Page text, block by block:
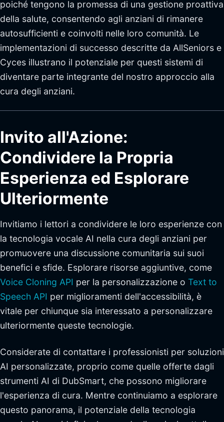
poiché tengono la promessa di una gestione proattiva
della salute, consentendo agli anziani di rimanere
autosufficienti e coinvolti nelle loro comunità. Le
implementazioni di successo descritte da AllSeniors e
Cyces illustrano il potenziale per questi sistemi di
diventare parte integrante del nostro approccio alla
cura degli anziani.
Invito all'Azione:
Condividere la Propria
Esperienza ed Esplorare
Ulteriormente
Invitiamo i lettori a condividere le loro esperienze con
la tecnologia vocale AI nella cura degli anziani per
promuovere una discussione comunitaria sui suoi
benefici e sfide. Esplorare risorse aggiuntive, come
Voice Cloning API per la personalizzazione o Text to
Speech API per miglioramenti dell'accessibilità, è
vitale per chiunque sia interessato a personalizzare
ulteriormente queste tecnologie.
Considerate di contattare i professionisti per soluzioni
AI personalizzate, proprio come quelle offerte dagli
strumenti AI di DubSmart, che possono migliorare
l'esperienza di cura. Mentre continuiamo a esplorare
questo panorama, il potenziale della tecnologia